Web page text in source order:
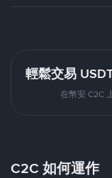
輕鬆交易
在幣安 C2C
C2C 如何運作